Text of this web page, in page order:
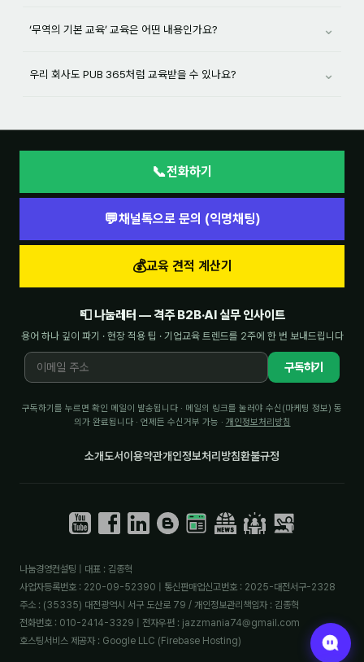
‘무역의 기본 교육’ 교육은 어떤 내용인가요? ⌄
우리 회사도 PUB 365처럼 교육받을 수 있나요? ⌄
📞전화하기
💬채널톡으로 문의 (익명채팅)
💰교육 견적 계산기
📮 나눔레터 — 격주 B2B·AI 실무 인사이트
용어 하나 깊이 파기 · 현장 적용 팁 · 기업교육 트렌드를 2주에 한 번 보내드립니다
구독하기
구독하기를 누르면 확인 메일이 발송됩니다 · 메일의 링크를 눌러야 수신(마케팅 정보) 동
의가 완료됩니다 · 언제든 수신거부 가능 · 개인정보처리방침
소개도서이용약관개인정보처리방침환불규정
나눔경영컨설팅 | 대표 : 김종혁
사업자등록번호 : 220-09-52390 | 통신판매업신고번호 : 2025-대전서구-2328
주소 : (35335) 대전광역시 서구 도산로 79 / 개인정보관리책임자 : 김종혁
전화번호 : 010-2414-3329 | 전자우편 : jazzmania74@gmail.com
호스팅서비스 제공자 : Google LLC (Firebase Hosting)